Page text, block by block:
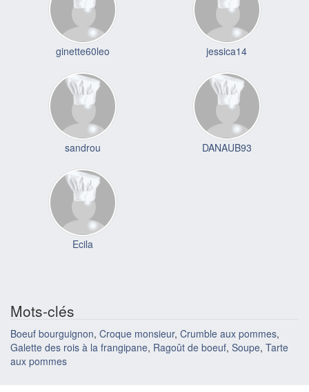
ginette60leo jessica14
sandrou DANAUB93
Ecila
Mots-clés
Boeuf bourguignon, Croque monsieur, Crumble aux pommes,
Galette des rois à la frangipane, Ragoût de boeuf, Soupe, Tarte
aux pommes